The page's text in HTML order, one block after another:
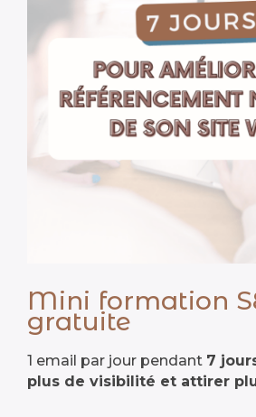
Mini formation
gratuite
1 email par jour pendant 7
plus de visibilité et attirer